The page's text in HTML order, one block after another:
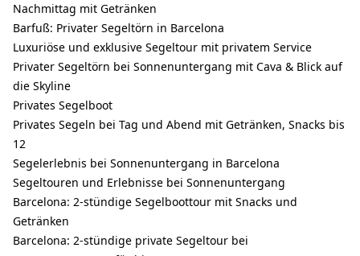
Nachmittag mit Getränken
Barfuß: Privater Segeltörn in Barcelona
Luxuriöse und exklusive Segeltour mit privatem Service
Privater Segeltörn bei Sonnenuntergang mit Cava & Blick auf
die Skyline
Privates Segelboot
Privates Segeln bei Tag und Abend mit Getränken, Snacks bis
12
Segelerlebnis bei Sonnenuntergang in Barcelona
Segeltouren und Erlebnisse bei Sonnenuntergang
Barcelona: 2-stündige Segelboottour mit Snacks und
Getränken
Barcelona: 2-stündige private Segeltour bei